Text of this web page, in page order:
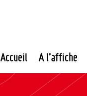
Accueil A l’affiche